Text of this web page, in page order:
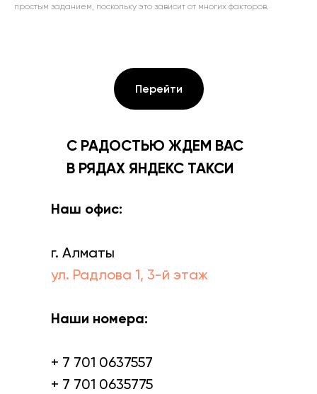
простым заданием, поскольку это зависит от многих факторов.
Перейти
С РАДОСТЬЮ ЖДЕМ ВАС
В РЯДАХ ЯНДЕКС ТАКСИ
Наш офис:
г. Алматы
ул. Радлова 1, 3-й этаж
Наши номера:
+ 7 701 0637557
+ 7 701 0635775